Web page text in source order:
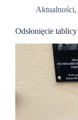
Aktualności,
Odsłonięcie tablicy